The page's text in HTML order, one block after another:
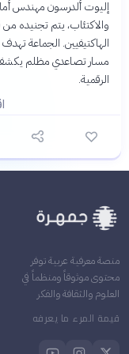
إليوت ألدرسون مهندس
والاكتئاب، يتم
مسار تصاعدي مظلم يكشف
الرقمية.
منصة معرفية عربية توفر
محتوى موثوقاً ومنظماً في
العلوم والثقافة والفكر
قيمة المرء ما يعرفه